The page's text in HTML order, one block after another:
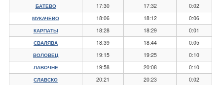
БАТЕВО 17:30 17:32 0:02
МУКАЧЕВО 18:06 18:12 0:06
КАРПАТЫ 18:28 18:29 0:01
СВАЛЯВА 18:39 18:44 0:05
ВОЛОВЕЦ 19:15 19:25 0:10
ЛАВОЧНЕ 19:58 20:08 0:10
СЛАВСКО 20:21 20:23 0:02